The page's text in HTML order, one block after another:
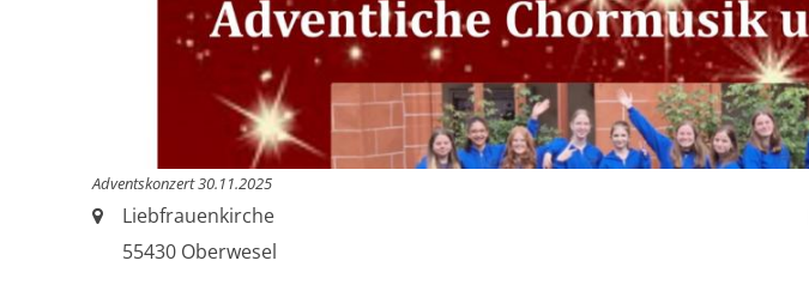
Adventskonzert 30.11.2025
Ort:Liebfrauenkirche
55430 Oberwesel